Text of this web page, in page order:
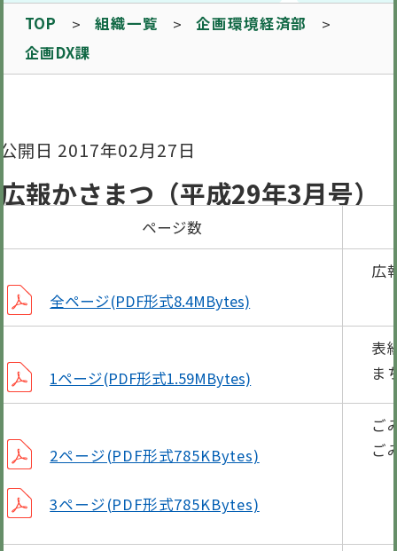
TOP 組織一覧
企画環境経済部
企画DX課
公開日 2017年02月27日
広報かさまつ（平成29年3月号）
ページ数
全ページ(PDF形式8.4MBytes)
広
1ページ(PDF形式1.59MBytes)
表
ま
2ページ(PDF形式785KBytes)
3ページ(PDF形式785KBytes)
ご
ご